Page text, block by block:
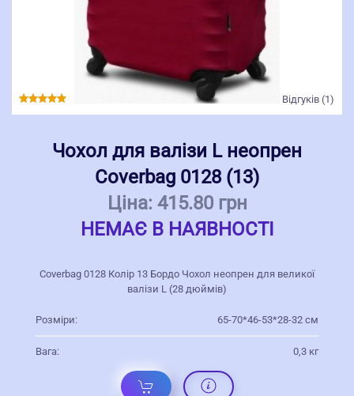
Відгуків (1)
Чохол для валізи L неопрен
Coverbag 0128 (13)
Ціна: 415.80 грн
НЕМАЄ В НАЯВНОСТІ
Coverbag 0128 Колір 13 Бордо Чохол неопрен для великої
валізи L (28 дюймів)
Розміри: 65-70*46-53*28-32 см
Вага: 0,3 кг